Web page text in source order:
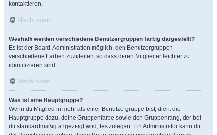
kontaktieren.
Nach oben
Weshalb werden verschiedene Benutzergruppen farbig dargestellt?
Es ist der Board-Administration möglich, den Benutzergruppen
verschiedene Farben zuzuteilen, so dass deren Mitglieder leichter zu
identifizieren sind.
Nach oben
Was ist eine Hauptgruppe?
Wenn du Mitglied in mehr als einer Benutzergruppe bist, dient die
Hauptgruppe dazu, deine Gruppenfarbe sowie den Gruppenrang, der bei
dir standardmäßig angezeigt wird, festzulegen. Ein Administrator kann dir